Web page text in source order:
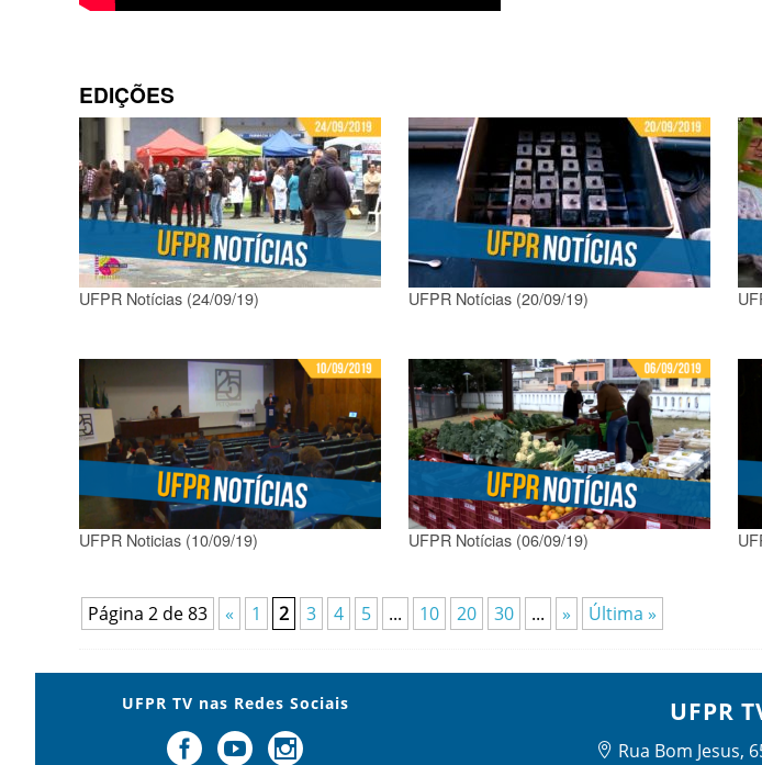
EDIÇÕES
UFPR Notícias (24/09/19) UFPR Notícias (20/09/19)
UFPR Noticias (10/09/19) UFPR Notícias (06/09/19)
Página 2 de 83 « 1 2 3 4 5 ... 10 20 30 ... » Última »
UFPR TV nas Redes Sociais UFPR
Rua Bom Jesus,